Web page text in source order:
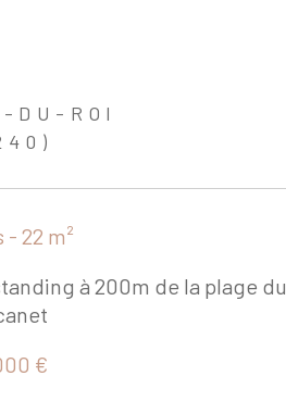
DU-ROI
- 22 m²
à 200m de la plage du
€